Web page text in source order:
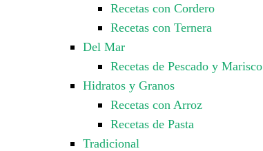
Recetas con Cordero
Recetas con Ternera
Del Mar
Recetas de Pescado y Marisco
Hidratos y Granos
Recetas con Arroz
Recetas de Pasta
Tradicional